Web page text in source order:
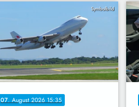
Symbolbild
07. August 2026 15:35